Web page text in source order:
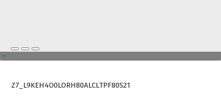
Z7_L9KEH4O0LORH80ALCLTPF80S21